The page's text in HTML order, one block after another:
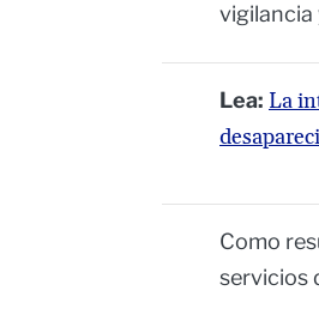
Lea: La
Como
servicios